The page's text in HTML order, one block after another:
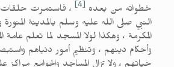
خطواته من بعده [4]
، فاستمرت حلقات
النبي صلى الله عليه وسلم بالمدينة المنورة
المكرمة ، وهكذا لولا المسجد لما تعلم عامة
وأحكام دينهم ، وتنظيم أمور دنياهم